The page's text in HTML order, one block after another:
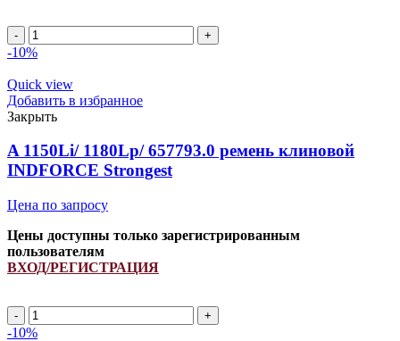
Ремень
644448.0/
1900151/
H157104/
H238867
INDFORCE
quantity
-10%
Quick view
Добавить в избранное
Закрыть
A 1150Li/ 1180Lp/ 657793.0 ремень клиновой
INDFORCE Strongest
Цена по запросу
Цены доступны только зарегистрированным
пользователям
ВХОД/РЕГИСТРАЦИЯ
A
1150Li/
-10%